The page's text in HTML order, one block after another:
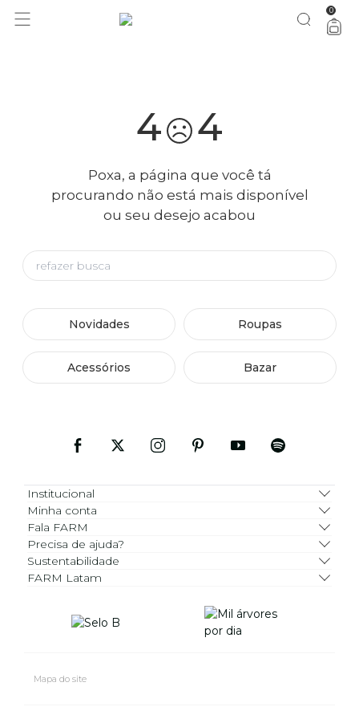
você merece 30% OFF pra comemorar com a gente aproveita! 0
4 4
Poxa, a página que você tá
procurando não está mais disponível
ou seu desejo acabou
Novidades Roupas
Acessórios Bazar
Institucional
Minha conta
Fala FARM
Precisa de ajuda?
Sustentabilidade
FARM Latam
Mapa do site